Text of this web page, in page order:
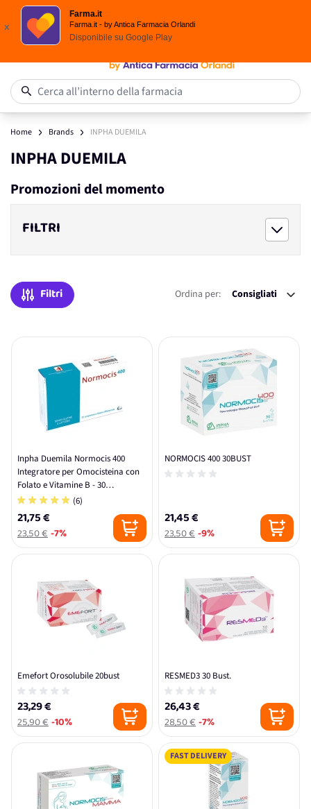
Spedizione
x
Farma.it
Farma.it - by Antica Farmacia Orlandi
Disponibile su Google Play
Salta al contenuto
Cerca all’interno della farmacia
Home Brands INPHA DUEMILA
INPHA DUEMILA
Promozioni del momento
FILTRI
Filtri Ordina per:
Inpha Duemila Normocis 400
Integratore per Omocisteina con
Folato e Vitamine B - 30
Compresse
(6)
21,75 €
23,50 €-7%
NORMOCIS 400 30BUST
21,45 €
23,50 €-9%
Emefort Orosolubile 20bust
23,29 €
25,90 €-10%
RESMED3 30 Bust.
26,43 €
28,50 €-7%
FAST DELIVERY